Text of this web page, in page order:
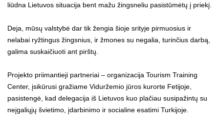
liūdna Lietuvos situacija bent mažu žingsneliu pasistūmėtų į priekį.
Deja, mūsų valstybė dar tik žengia šioje srityje pirmuosius ir
nelabai ryžtingus žingsnius, ir žmones su negalia, turinčius darbą,
galima suskaičiuoti ant pirštų.
Projekto priimantieji partneriai – organizacija Tourism Training
Center, įsikūrusi gražiame Viduržemio jūros kurorte Fetijoje,
pasistengė, kad delegacija iš Lietuvos kuo plačiau susipažintų su
neįgaliųjų švietimo, įdarbinimo ir socialine esatimi Turkijoje.